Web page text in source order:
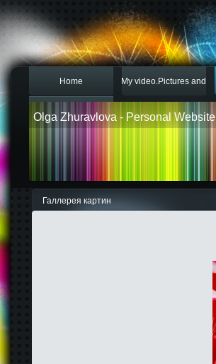
Home My video.Pictures and
gardens
Контакты
Olga Zhuravlova - Personal Website
Галлерея картин